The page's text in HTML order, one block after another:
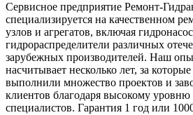
Сервисное предприятие Ремонт-
специализируется на качественном
узлов и агрегатов, включая
гидрораспределители различных
зарубежных производителей. Наш
насчитывает несколько лет, за
выполнили множество проектов и
клиентов благодаря высокому
специалистов. Гарантия 1 год или